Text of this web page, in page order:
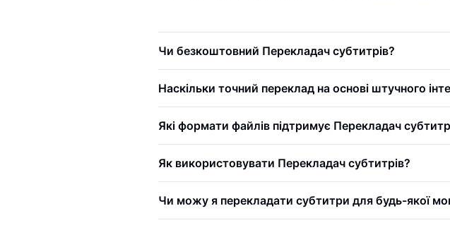
Чи безкоштовний Перекладач субтитрів?
Наскільки точний переклад на основі штучного
Які формати файлів підтримує Перекладач
Як використовувати Перекладач субтитрів?
Чи можу я перекладати субтитри для будь-якої